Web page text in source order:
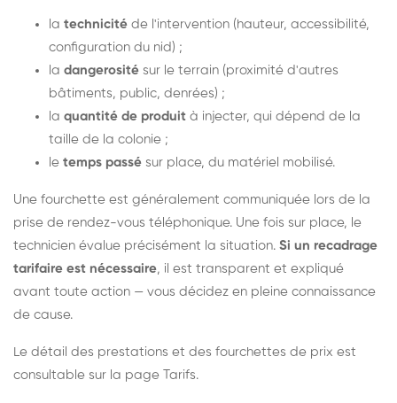
la technicité de l'intervention (hauteur, accessibilité,
configuration du nid) ;
la dangerosité sur le terrain (proximité d'autres
bâtiments, public, denrées) ;
la quantité de produit à injecter, qui dépend de la
taille de la colonie ;
le temps passé sur place, du matériel mobilisé.
Une fourchette est généralement communiquée lors de la
prise de rendez-vous téléphonique. Une fois sur place, le
technicien évalue précisément la situation. Si un recadrage
tarifaire est nécessaire, il est transparent et expliqué
avant toute action — vous décidez en pleine connaissance
de cause.
Le détail des prestations et des fourchettes de prix est
consultable sur la page Tarifs.